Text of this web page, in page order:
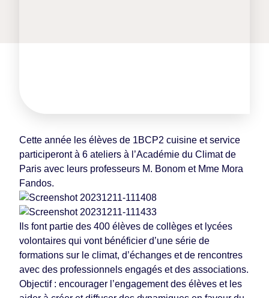
Cette année les élèves de 1BCP2 cuisine et service
participeront à 6 ateliers à l’Académie du Climat de
Paris avec leurs professeurs M. Bonom et Mme Mora
Fandos.
Ils font partie des 400 élèves de collèges et lycées
volontaires qui vont bénéficier d’une série de
formations sur le climat, d’échanges et de rencontres
avec des professionnels engagés et des associations.
Objectif : encourager l’engagement des élèves et les